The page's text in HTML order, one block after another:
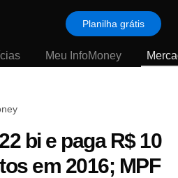
Planilha grátis
Meu InfoMoney
bi e paga R$ 10
em 2016; MPF